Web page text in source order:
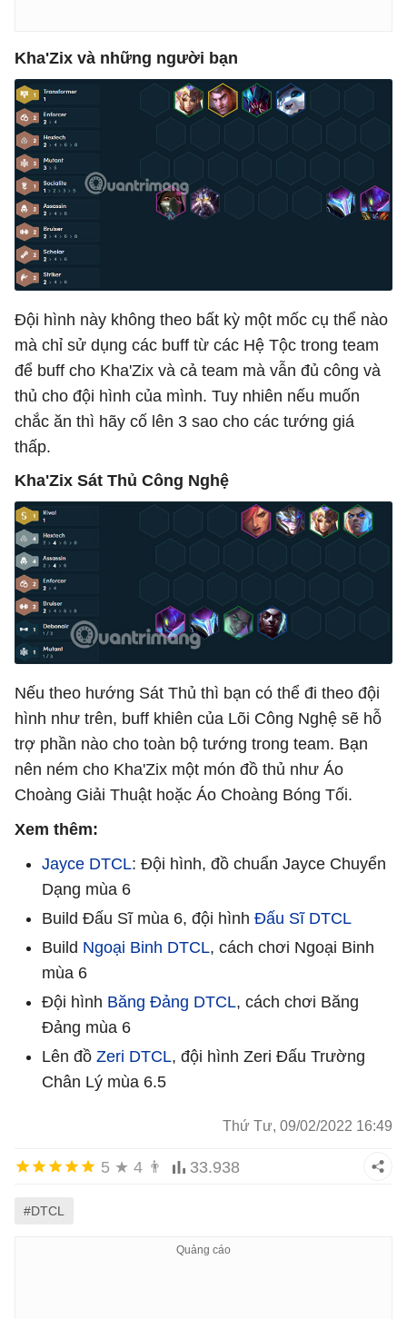
Kha'Zix và những người bạn
Đội hình này không theo bất kỳ một mốc cụ thể nào
mà chỉ sử dụng các buff từ các Hệ Tộc trong team
để buff cho Kha'Zix và cả team mà vẫn đủ công và
thủ cho đội hình của mình. Tuy nhiên nếu muốn
chắc ăn thì hãy cố lên 3 sao cho các tướng giá
thấp.
Kha'Zix Sát Thủ Công Nghệ
Nếu theo hướng Sát Thủ thì bạn có thể đi theo đội
hình như trên, buff khiên của Lõi Công Nghệ sẽ hỗ
trợ phần nào cho toàn bộ tướng trong team. Bạn
nên ném cho Kha'Zix một món đồ thủ như Áo
Choàng Giải Thuật hoặc Áo Choàng Bóng Tối.
Xem thêm:
Jayce DTCL: Đội hình, đồ chuẩn Jayce Chuyển
Dạng mùa 6
Build Đấu Sĩ mùa 6, đội hình Đấu Sĩ DTCL
Build Ngoại Binh DTCL, cách chơi Ngoại Binh
mùa 6
Đội hình Băng Đảng DTCL, cách chơi Băng
Đảng mùa 6
Lên đồ Zeri DTCL, đội hình Zeri Đấu Trường
Chân Lý mùa 6.5
Thứ Tư, 09/02/2022 16:49
5 ★ 4 👨 33.938
#DTCL